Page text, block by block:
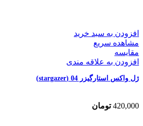
افزودن به سبد خرید
مشاهده سریع
مقایسه
افزودن به علاقه مندی
ژل واکس استارگیزر 04 (stargazer)
420,000 تومان